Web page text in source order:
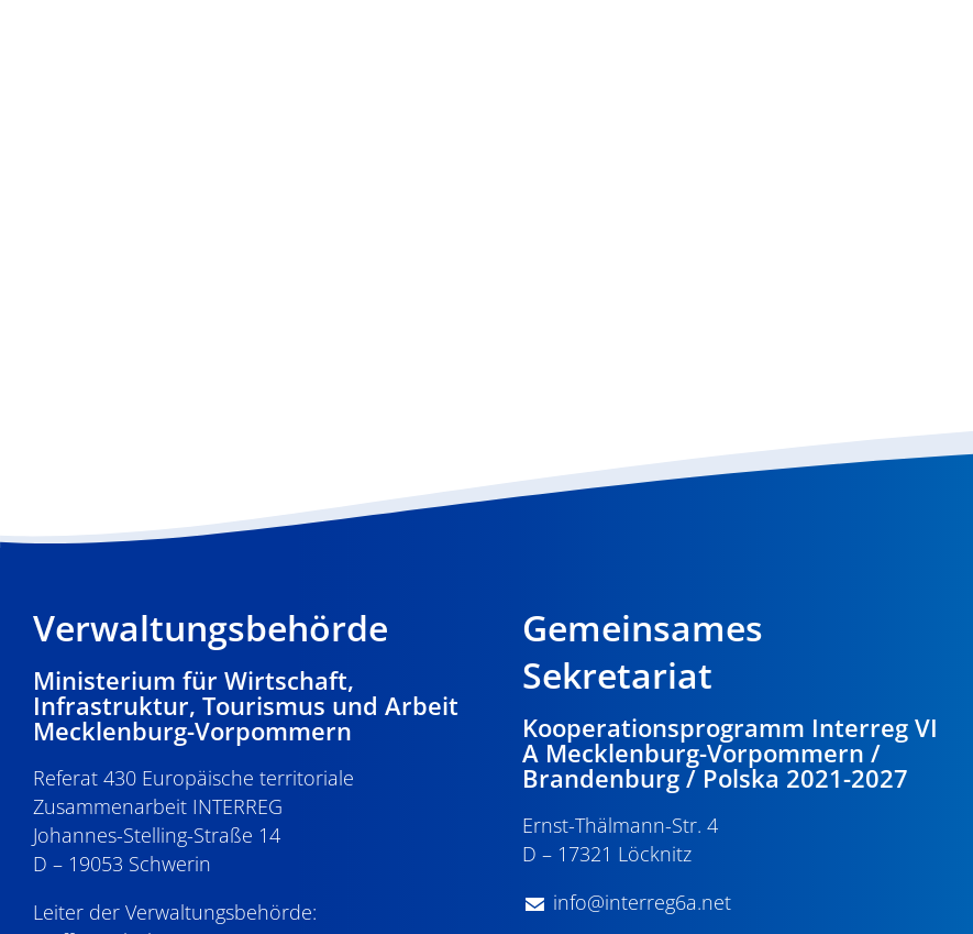
Verwaltungsbehörde
Ministerium für Wirtschaft,
Infrastruktur, Tourismus und Arbeit
Mecklenburg-Vorpommern
Referat 430 Europäische territoriale
Zusammenarbeit INTERREG
Johannes-Stelling-Straße 14
D – 19053 Schwerin
Leiter der Verwaltungsbehörde:
Gemeinsames
Sekretariat
Kooperationsprogramm Interreg VI
A Mecklenburg-Vorpommern /
Brandenburg / Polska 2021-2027
Ernst-Thälmann-Str. 4
D – 17321 Löcknitz
info@interreg6a.net